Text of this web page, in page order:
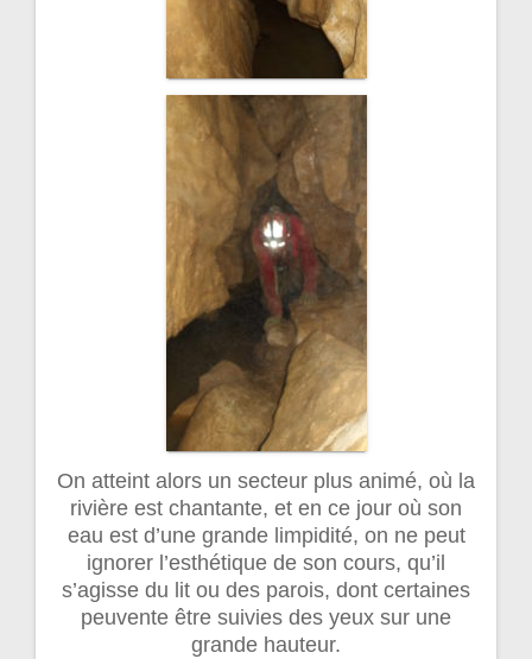
On atteint alors un secteur plus animé, où la
rivière est chantante, et en ce jour où son
eau est d’une grande limpidité, on ne peut
ignorer l’esthétique de son cours, qu’il
s’agisse du lit ou des parois, dont certaines
peuvente être suivies des yeux sur une
grande hauteur.